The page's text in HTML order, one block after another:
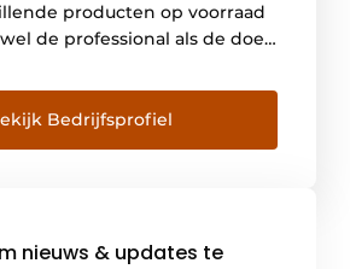
producten op voorraad
de professional als de doe-
E-tail Group bestaat uit
shops, om meerdere
voorzien van de beste
Onze shops zijn stuk
Bedrijfsprofiel
nieuws & updates te